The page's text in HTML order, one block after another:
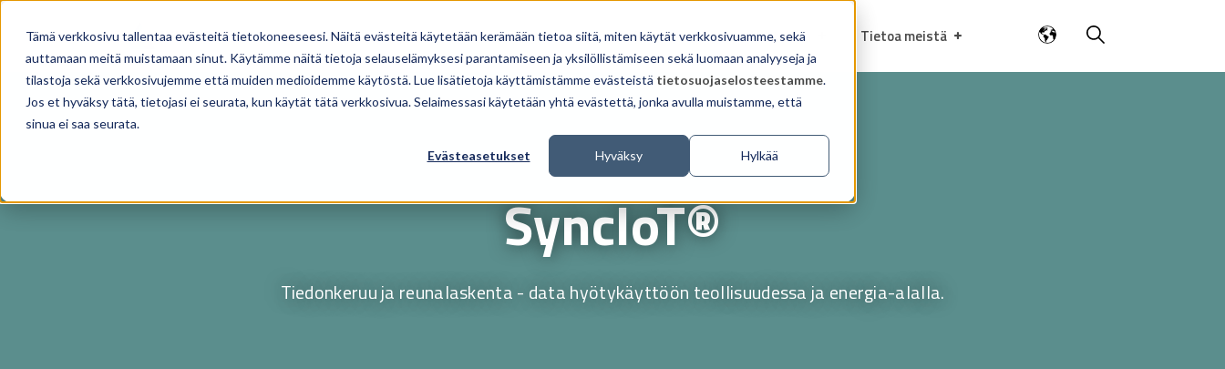
Tämä verkkosivu tallentaa evästeitä tietokoneeseesi. Näitä evästeitä käytetään kerämään tietoa siitä, miten käytät verkkosivuamme, sekä
auttamaan meitä muistamaan sinut. Käytämme näitä tietoja selauselämyksesi parantamiseen ja yksilöllistämiseen sekä luomaan analyyseja ja
tilastoja sekä verkkosivujemme että muiden medioidemme käytöstä. Lue lisätietoja käyttämistämme evästeistä tietosuojaselosteestamme.
Jos et hyväksy tätä, tietojasi ei seurata, kun käytät tätä verkkosivua. Selaimessasi käytetään yhtä evästettä, jonka avulla muistamme, että
sinua ei saa seurata.
Evästeasetukset Hyväksy Hylkää
Ratkaisut Tuotteet Referenssit Ajankohtaista Tietoa meistä
SyncIoT®
Tiedonkeruu ja reunalaskenta - data hyötykäyttöön teollisuudessa ja energia-alalla.